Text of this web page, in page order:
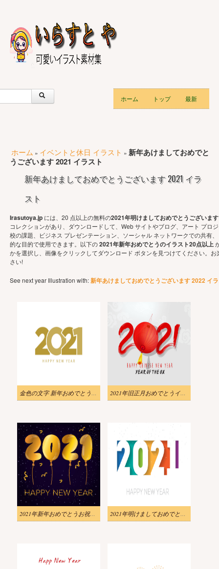
ホーム トップ 最新
ホーム » イベントと休日 イラスト » 新年あけましておめでと
うございます 2021 イラスト
新年あけましておめでとうございます 2021 イラ
スト
Irasutoya.jp には、20 点以上の無料の2021年明けましておめでとうございま
コレクションがあり、ダウンロードして、Web サイトやブログ、アート プロ
校の課題、ビジネス プレゼンテーション、ソーシャル ネットワークでの共有
的な目的で使用できます。以下の2021年新年おめでとうのイラスト20点以上
かを選択し、画像をクリックしてダウンロード ボタンを見つけてください。お
さい!
See next year Illustration with:新年あけましておめでとうございます 2022 イ
金色の文字 新年おめでとう 2021 イラスト 2021年旧正月おめでとうイラスト
2021年新年おめでとうお祝いイラスト 2021年明けましておめでとうございますイラスト無料